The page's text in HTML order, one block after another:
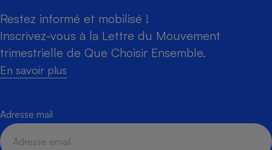
Restez informé et mobilisé !
Inscrivez-vous à la Lettre du Mouvement
trimestrielle de Que Choisir Ensemble.
En savoir plus
Adresse mail